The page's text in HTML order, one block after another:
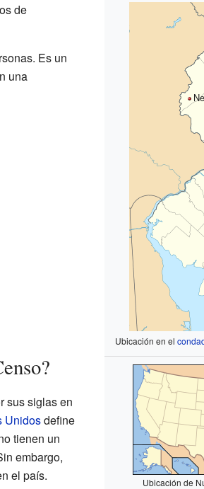
Ubicación en el
Ubicación de
de
Es un
una
sus siglas en
Unidosdefine
tienen un
embargo,
el país.